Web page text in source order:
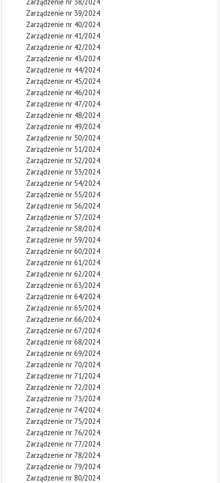
Zarządzenie nr 39/2024
Zarządzenie nr 40/2024
Zarządzenie nr 41/2024
Zarządzenie nr 42/2024
Zarządzenie nr 43/2024
Zarządzenie nr 44/2024
Zarządzenie nr 45/2024
Zarządzenie nr 46/2024
Zarządzenie nr 47/2024
Zarządzenie nr 48/2024
Zarządzenie nr 49/2024
Zarządzenie nr 50/2024
Zarządzenie nr 51/2024
Zarządzenie nr 52/2024
Zarządzenie nr 53/2024
Zarządzenie nr 54/2024
Zarządzenie nr 55/2024
Zarządzenie nr 56/2024
Zarządzenie nr 57/2024
Zarządzenie nr 58/2024
Zarządzenie nr 59/2024
Zarządzenie nr 60/2024
Zarządzenie nr 61/2024
Zarządzenie nr 62/2024
Zarządzenie nr 63/2024
Zarządzenie nr 64/2024
Zarządzenie nr 65/2024
Zarządzenie nr 66/2024
Zarządzenie nr 67/2024
Zarządzenie nr 68/2024
Zarządzenie nr 69/2024
Zarządzenie nr 70/2024
Zarządzenie nr 71/2024
Zarządzenie nr 72/2024
Zarządzenie nr 73/2024
Zarządzenie nr 74/2024
Zarządzenie nr 75/2024
Zarządzenie nr 76/2024
Zarządzenie nr 77/2024
Zarządzenie nr 78/2024
Zarządzenie nr 79/2024
Zarządzenie nr 80/2024